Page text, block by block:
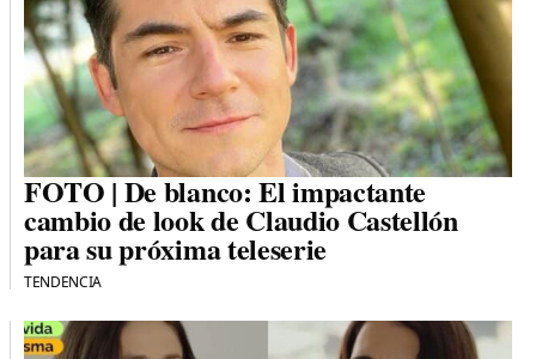
FOTO | De blanco: El impactante
cambio de look de Claudio Castellón
para su próxima teleserie
TENDENCIA